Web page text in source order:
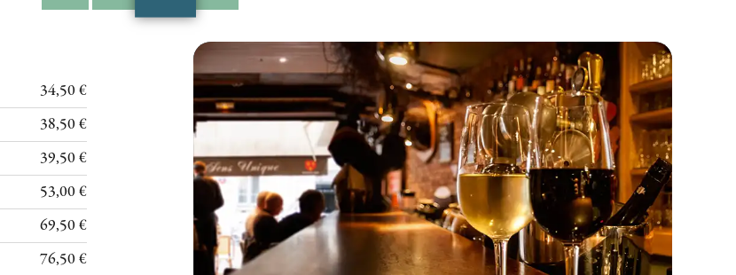
34,50 €
38,50 €
39,50 €
53,00 €
69,50 €
76,50 €